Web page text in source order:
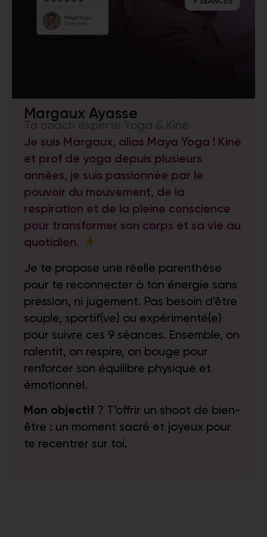
Margaux Ayasse
Ta coach experte Yoga & Kiné
Je suis Margaux, alias Maya Yoga ! Kiné
et prof de yoga depuis plusieurs
années, je suis passionnée par le
pouvoir du mouvement, de la
respiration et de la pleine conscience
pour transformer son corps et sa vie au
quotidien.
Je te propose une réelle parenthèse
pour te reconnecter à ton énergie sans
pression, ni jugement. Pas besoin d’être
souple, sportif(ve) ou expérimenté(e)
pour suivre ces 9 séances. Ensemble, on
ralentit, on respire, on bouge pour
renforcer son équilibre physique et
émotionnel.
Mon objectif ? T’offrir un shoot de bien-
être : un moment sacré et joyeux pour
te recentrer sur toi.